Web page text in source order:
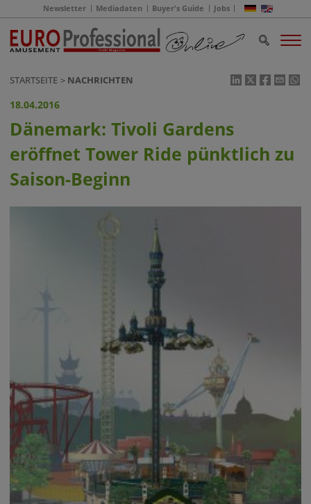
Newsletter Mediadaten Buyer's Guide Jobs
STARTSEITE NACHRICHTEN
18.04.2016
Dänemark: Tivoli Gardens
eröffnet Tower Ride pünktlich zu
Saison-Beginn